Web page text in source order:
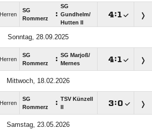
Herren
SG
Rommerz
:
SG
Gundhelm/​
Hutten II
:
Sonntag, 28.09.2025
Herren
SG
Rommerz
: SG Marjoß/​
Mernes
:
Mittwoch, 18.02.2026
Herren
SG
Rommerz
: TSV Künzell
:
Samstag, 23.05.2026